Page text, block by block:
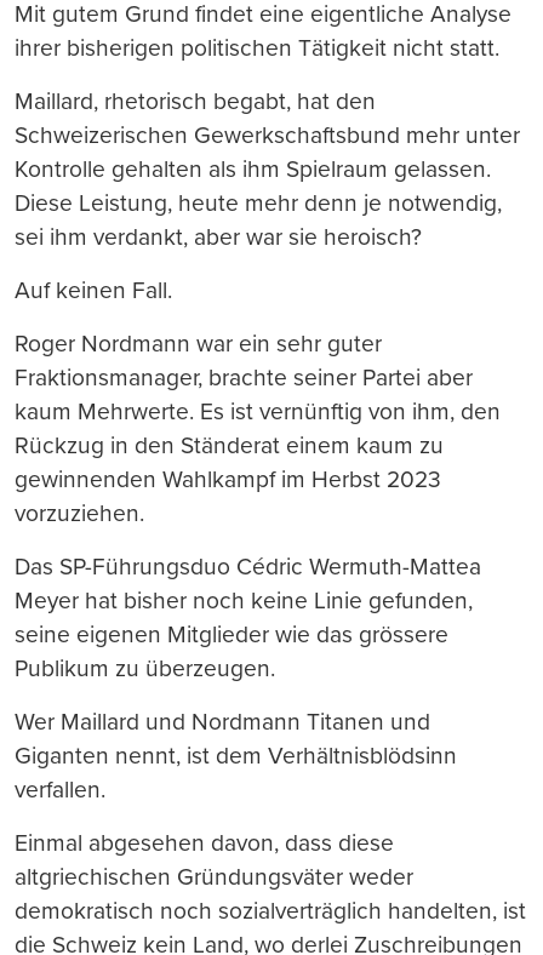
Mit gutem Grund findet eine eigentliche Analyse
ihrer bisherigen politischen Tätigkeit nicht statt.
Maillard, rhetorisch begabt, hat den
Schweizerischen Gewerkschaftsbund mehr unter
Kontrolle gehalten als ihm Spielraum gelassen.
Diese Leistung, heute mehr denn je notwendig,
sei ihm verdankt, aber war sie heroisch?
Auf keinen Fall.
Roger Nordmann war ein sehr guter
Fraktionsmanager, brachte seiner Partei aber
kaum Mehrwerte. Es ist vernünftig von ihm, den
Rückzug in den Ständerat einem kaum zu
gewinnenden Wahlkampf im Herbst 2023
vorzuziehen.
Das SP-Führungsduo Cédric Wermuth-Mattea
Meyer hat bisher noch keine Linie gefunden,
seine eigenen Mitglieder wie das grössere
Publikum zu überzeugen.
Wer Maillard und Nordmann Titanen und
Giganten nennt, ist dem Verhältnisblödsinn
verfallen.
Einmal abgesehen davon, dass diese
altgriechischen Gründungsväter weder
demokratisch noch sozialverträglich handelten, ist
die Schweiz kein Land, wo derlei Zuschreibungen